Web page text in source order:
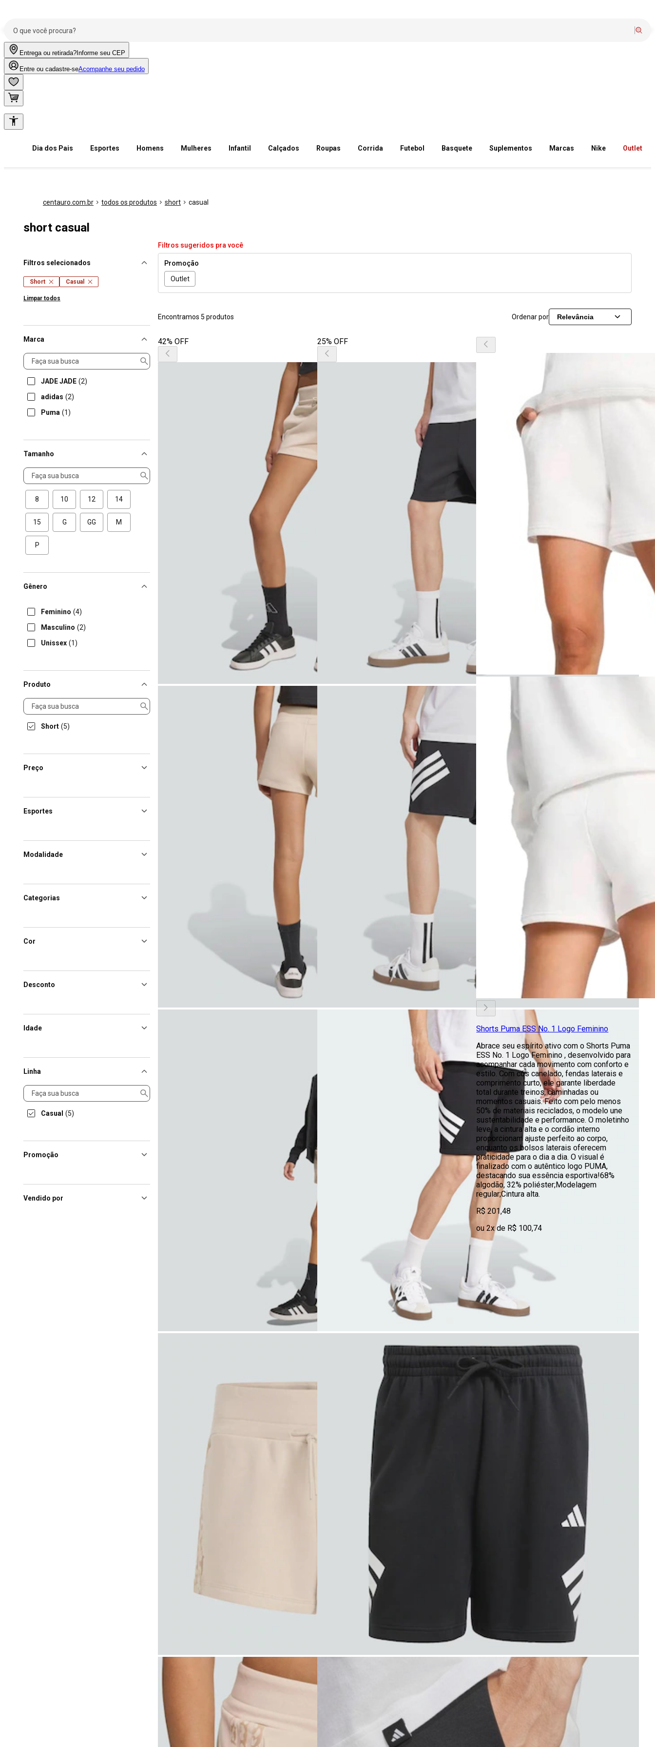
Entrega ou retirada? Informe seu CEP
Entre ou cadastre-seAcompanhe seu pedido
Dia dos Pais Esportes Homens Mulheres Infantil Calçados Roupas Corrida Futebol Basquete Suplementos Marcas Nike Outlet
centauro.com.br todos os produtos short casual
short casual
Filtros selecionados
Short Casual
Limpar todos
Marca
Marca
JADE JADE (2)
adidas (2)
Puma (1)
Tamanho
Tamanho
8 10 12 14
15 G GG M
P
Gênero
Feminino (4)
Masculino (2)
Unissex (1)
Produto
Produto
Short (5)
Preço
Esportes
Modalidade
Categorias
Cor
Desconto
Idade
Linha
Linha
Casual (5)
Promoção
Vendido por
Filtros sugeridos pra você
Promoção
Outlet
Encontramos 5 produtos Ordenar por Relevância
42% OFF 25% OFF
Shorts Puma ESS No. 1 Logo Feminino
Abrace seu espírito ativo com o Shorts Puma
ESS No. 1 Logo Feminino , desenvolvido para
acompanhar cada movimento com conforto e
estilo. Com cós canelado, fendas laterais e
comprimento curto, ele garante liberdade
total durante treinos, caminhadas ou
momentos casuais. Feito com pelo menos
50% de materiais reciclados, o modelo une
sustentabilidade e performance. O moletinho
leve, a cintura alta e o cordão interno
proporcionam ajuste perfeito ao corpo,
enquanto os bolsos laterais oferecem
praticidade para o dia a dia. O visual é
finalizado com o autêntico logo PUMA,
destacando sua essência esportiva!68%
algodão, 32% poliéster;Modelagem
regular;Cintura alta.
R$ 201,48
ou 2x de R$ 100,74